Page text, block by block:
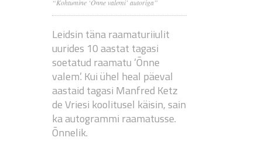
“Kohtumine ‘Õnne valemi’ autoriga”
Leidsin täna raamaturiiulit
uurides 10 aastat tagasi
soetatud raamatu ‘Õnne
valem’. Kui ühel heal päeval
aastaid tagasi Manfred Ketz
de Vriesi koolitusel käisin, sain
ka autogrammi raamatusse.
Õnnelik.